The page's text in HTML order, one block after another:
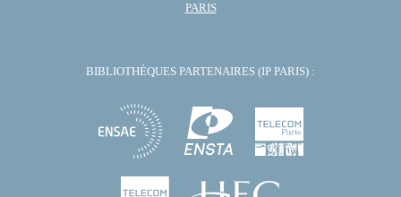
PARIS
BIBLIOTHÈQUES PARTENAIRES (IP PARIS) :